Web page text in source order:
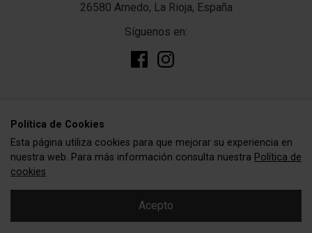
26580 Arnedo, La Rioja, España
Síguenos en:
Complementos
Precios Especiales
Para tu pelo
CORDÓNSTYLE add
Sobre nosotras
Contacte con nosotros
INFORMACIÓN
Polí­tica de Cookies
Esta página utiliza cookies para que mejorar su experiencia en
nuestra web. Para más información consulta nuestra Política de
cookies
Acepto